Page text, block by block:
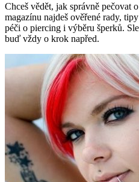
Chceš vědět, jak správně pečovat
magazínu najdeš ověřené rady,
péči o piercing i výběru šperků.
buď vždy o krok napřed.